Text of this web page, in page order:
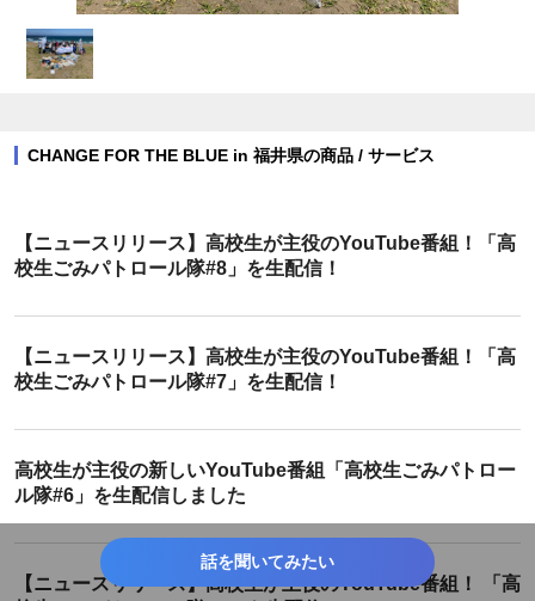
CHANGE FOR THE BLUE in 福井県の商品 / サービス
【ニュースリリース】高校生が主役のYouTube番組！「高
校生ごみパトロール隊#8」を生配信！
【ニュースリリース】高校生が主役のYouTube番組！「高
校生ごみパトロール隊#7」を生配信！
高校生が主役の新しいYouTube番組「高校生ごみパトロー
ル隊#6」を生配信しました
【ニュースリリース】高校生が主役のYouTube番組！ 「高
話を聞いてみたい